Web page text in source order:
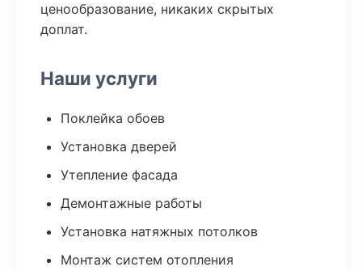
ценообразование, никаких скрытых
доплат.
Наши услуги
Поклейка обоев
Установка дверей
Утепление фасада
Демонтажные работы
Установка натяжных потолков
Монтаж систем отопления